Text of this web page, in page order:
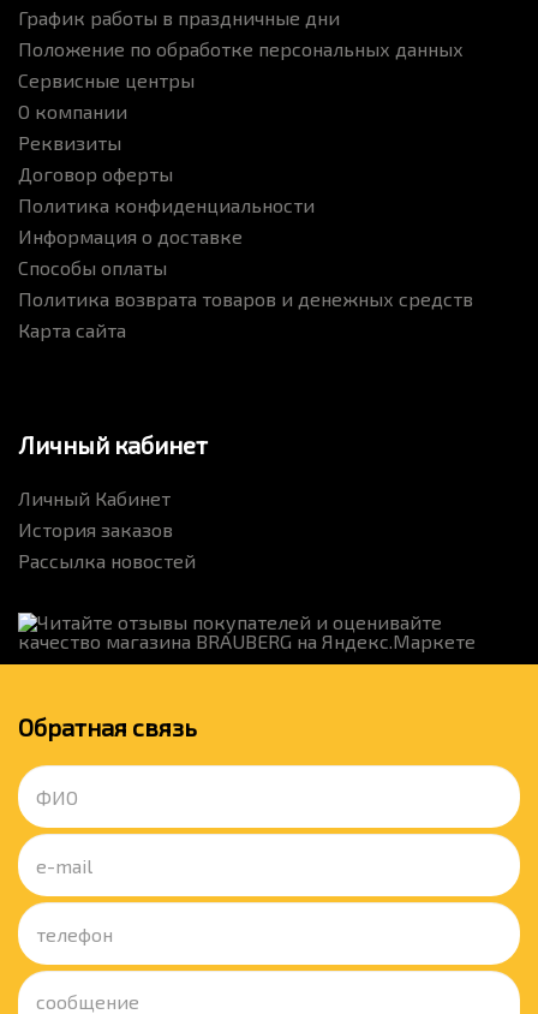
График работы в праздничные дни
Положение по обработке персональных данных
Сервисные центры
О компании
Реквизиты
Договор оферты
Политика конфиденциальности
Информация о доставке
Способы оплаты
Политика возврата товаров и денежных средств
Карта сайта
Личный кабинет
Личный Кабинет
История заказов
Рассылка новостей
Обратная связь